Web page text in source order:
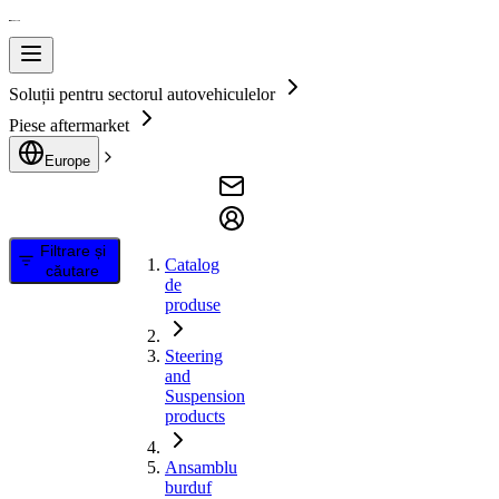
Soluții pentru sectorul autovehiculelor
Piese aftermarket
Europe
Filtrare și
căutare
Catalog
de
produse
Steering
and
Suspension
products
Ansamblu
burduf